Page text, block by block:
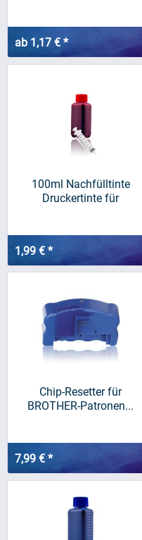
ab 1,17 € *
100ml Nachfülltinte
Druckertinte für
1,99 € *
Chip-Resetter für
BROTHER-Patronen...
7,99 € *